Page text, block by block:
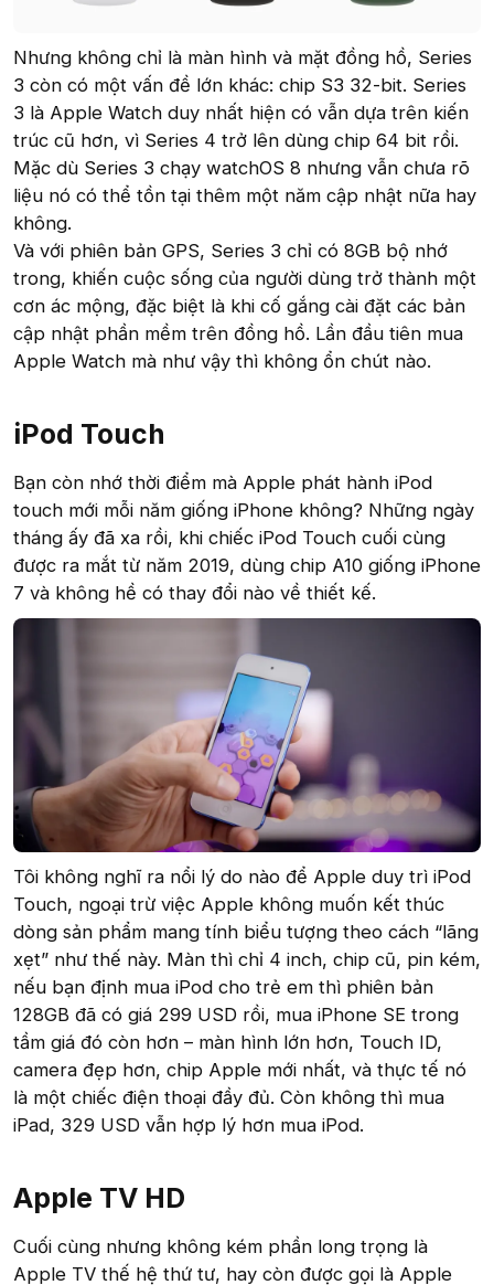
Nhưng không chỉ là màn hình và mặt đồng hồ, Series
3 còn có một vấn đề lớn khác: chip S3 32-bit. Series
3 là Apple Watch duy nhất hiện có vẫn dựa trên kiến
trúc cũ hơn, vì Series 4 trở lên dùng chip 64 bit rồi.
Mặc dù Series 3 chạy watchOS 8 nhưng vẫn chưa rõ
liệu nó có thể tồn tại thêm một năm cập nhật nữa hay
không.
Và với phiên bản GPS, Series 3 chỉ có 8GB bộ nhớ
trong, khiến cuộc sống của người dùng trở thành một
cơn ác mộng, đặc biệt là khi cố gắng cài đặt các bản
cập nhật phần mềm trên đồng hồ. Lần đầu tiên mua
Apple Watch mà như vậy thì không ổn chút nào.
iPod Touch​
Bạn còn nhớ thời điểm mà Apple phát hành iPod
touch mới mỗi năm giống iPhone không? Những ngày
tháng ấy đã xa rồi, khi chiếc iPod Touch cuối cùng
được ra mắt từ năm 2019, dùng chip A10 giống iPhone
7 và không hề có thay đổi nào về thiết kế.
Tôi không nghĩ ra nổi lý do nào để Apple duy trì iPod
Touch, ngoại trừ việc Apple không muốn kết thúc
dòng sản phẩm mang tính biểu tượng theo cách “lãng
xẹt” như thế này. Màn thì chỉ 4 inch, chip cũ, pin kém,
nếu bạn định mua iPod cho trẻ em thì phiên bản
128GB đã có giá 299 USD rồi, mua iPhone SE trong
tầm giá đó còn hơn – màn hình lớn hơn, Touch ID,
camera đẹp hơn, chip Apple mới nhất, và thực tế nó
là một chiếc điện thoại đầy đủ. Còn không thì mua
iPad, 329 USD vẫn hợp lý hơn mua iPod.
Apple TV HD​
Cuối cùng nhưng không kém phần long trọng là
Apple TV thế hệ thứ tư, hay còn được gọi là Apple